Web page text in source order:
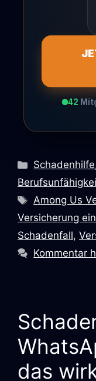
42
Kategorien
Schadenhilfe
Schlagwörter
Among Us
Versicherung
Schadenfall,
Kommentar
das